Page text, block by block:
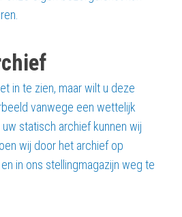
in te zien, maar wilt u deze
vanwege een wettelijk
statisch archief kunnen wij
wij door het archief op
in ons stellingmagazijn weg te